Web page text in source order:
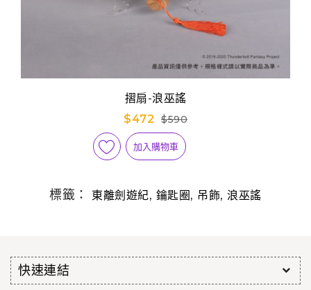
摺扇-浪巫謠
$472
$590
加入購物車
標籤：東離劍遊紀, 鑰匙圈 , 吊飾, 浪巫謠
快速連結